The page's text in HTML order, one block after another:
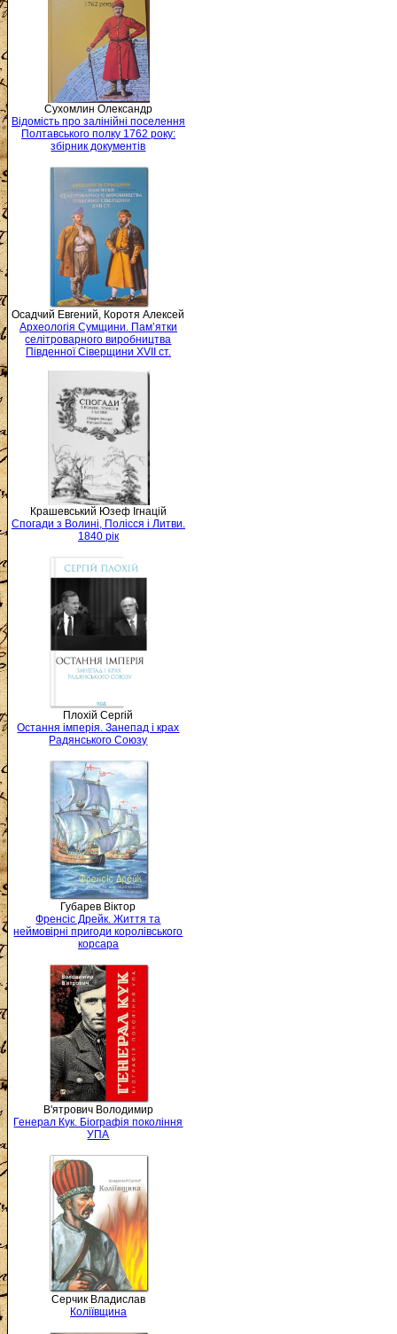
Сухомлин Олександр
Відомість про залінійні поселення
Полтавського полку 1762 року:
збірник документів
Осадчий Евгений, Коротя Алексей
Археологія Сумщини. Пам’ятки
селітроварного виробництва
Південної Сіверщини XVII ст.
Крашевський Юзеф Ігнацій
Спогади з Волині, Полісся і Литви.
1840 рік
Плохій Сергій
Остання імперія. Занепад і крах
Радянського Союзу
Губарев Віктор
Френсіс Дрейк. Життя та
неймовірні пригоди королівського
корсара
В'ятрович Володимир
Генерал Кук. Біографія покоління
УПА
Серчик Владислав
Коліївщина